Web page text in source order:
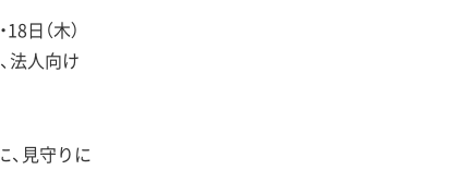
日（木）
法人向け
、見守りに